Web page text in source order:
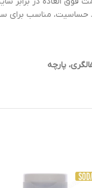
حساسیت، مناسب
پارچه